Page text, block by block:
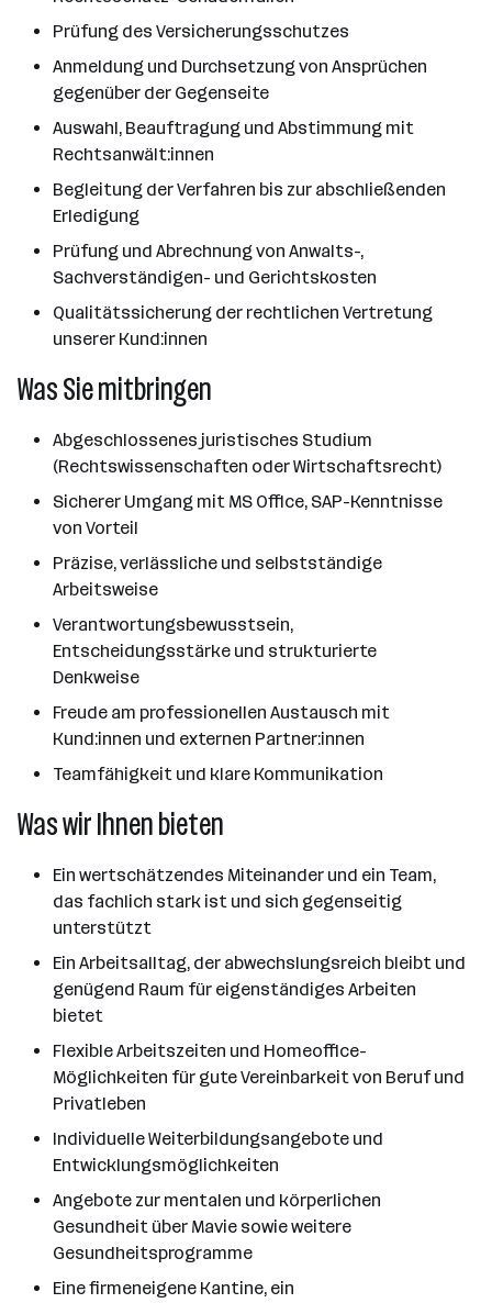
Prüfung des Versicherungsschutzes
Anmeldung und Durchsetzung von Ansprüchen
gegenüber der Gegenseite
Auswahl, Beauftragung und Abstimmung mit
Rechtsanwält:innen
Begleitung der Verfahren bis zur abschließenden
Erledigung
Prüfung und Abrechnung von Anwalts-,
Sachverständigen- und Gerichtskosten
Qualitätssicherung der rechtlichen Vertretung
unserer Kund:innen
Was Sie mitbringen
Abgeschlossenes juristisches Studium
(Rechtswissenschaften oder Wirtschaftsrecht)
Sicherer Umgang mit MS Office, SAP-Kenntnisse
von Vorteil
Präzise, verlässliche und selbstständige
Arbeitsweise
Verantwortungsbewusstsein,
Entscheidungsstärke und strukturierte
Denkweise
Freude am professionellen Austausch mit
Kund:innen und externen Partner:innen
Teamfähigkeit und klare Kommunikation
Was wir Ihnen bieten
Ein wertschätzendes Miteinander und ein Team,
das fachlich stark ist und sich gegenseitig
unterstützt
Ein Arbeitsalltag, der abwechslungsreich bleibt und
genügend Raum für eigenständiges Arbeiten
bietet
Flexible Arbeitszeiten und Homeoffice-
Möglichkeiten für gute Vereinbarkeit von Beruf und
Privatleben
Individuelle Weiterbildungsangebote und
Entwicklungsmöglichkeiten
Angebote zur mentalen und körperlichen
Gesundheit über Mavie sowie weitere
Gesundheitsprogramme
Eine firmeneigene Kantine, ein